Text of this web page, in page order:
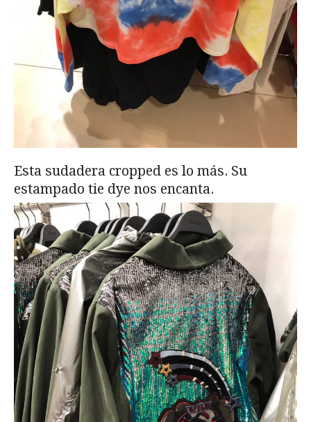
Esta sudadera cropped es lo más. Su
estampado tie dye nos encanta.